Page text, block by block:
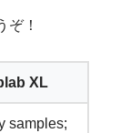
ぞ！
XL
samples;